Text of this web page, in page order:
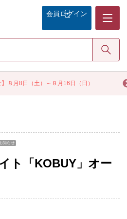
８月8日（土）～８月16日（日）
会員 ログイン
検索
お知らせ
ト「KOBUY」オー